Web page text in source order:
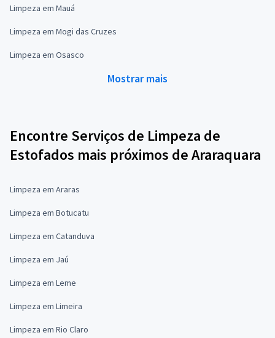
Limpeza em Mauá
Limpeza em Mogi das Cruzes
Limpeza em Osasco
Mostrar mais
Encontre Serviços de Limpeza de
Estofados mais próximos de Araraquara
Limpeza em Araras
Limpeza em Botucatu
Limpeza em Catanduva
Limpeza em Jaú
Limpeza em Leme
Limpeza em Limeira
Limpeza em Rio Claro